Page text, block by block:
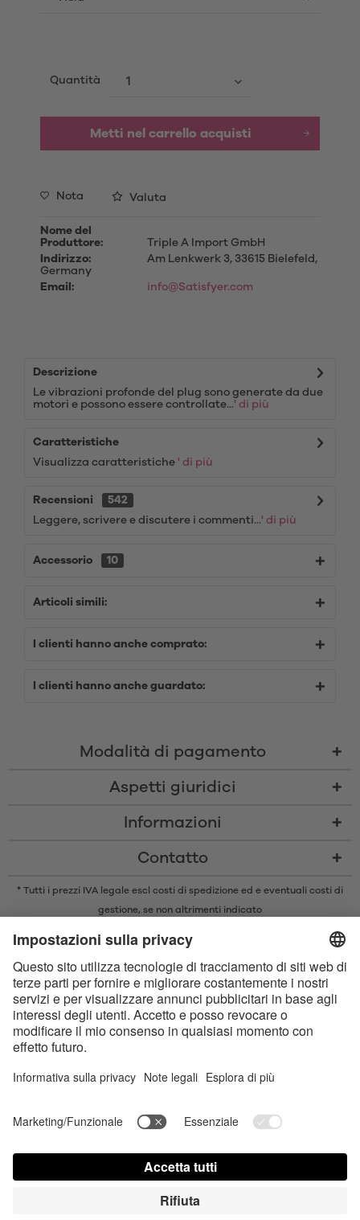
Quantità
Metti nel carrello acquisti
Nota Valuta
Nome del
Produttore:
Triple A Import GmbH
Indirizzo:
Am Lenkwerk 3, 33615 Bielefeld,
Germany
Email:
info@Satisfyer.com
Descrizione
Le vibrazioni profonde del plug sono generate da due
motori e possono essere controllate...' di più
Caratteristiche
Visualizza caratteristiche ' di più
Recensioni
542
Leggere, scrivere e discutere i commenti...' di più
Accessorio 10
Articoli simili:
I clienti hanno anche comprato:
I clienti hanno anche guardato:
Modalità di pagamento
Aspetti giuridici
Informazioni
Contatto
* Tutti i prezzi IVA legale escl costi di spedizione ed e eventuali costi di
gestione, se non altrimenti indicato
Bluetooth SIG, Inc. e qualsiasi utilizzo di tali marchi da parte di Satisfyer
GmbH è concesso in licenza.
Apple, il logo Apple e Apple Watch sono marchi di Apple Inc. Google Play
e il logo Google Play sono marchi di Google LLC.
Dichiarazione sull‘Accessibilità Contact us today
FAQ